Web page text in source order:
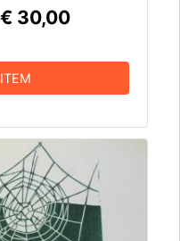
€ 30,00